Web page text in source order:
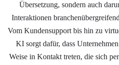
Übersetzung, sondern auch
Interaktionen
Vom Kundensupport bis hin zu
KI sorgt dafür, dass
Weise in Kontakt treten, die sich